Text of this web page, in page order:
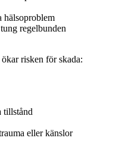
hälsoproblem
regelbunden
risken för skada:
tillstånd
eller känslor